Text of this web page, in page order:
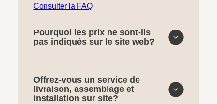
Consulter la FAQ
Pourquoi les prix ne sont-ils
pas indiqués sur le site web?
Offrez-vous un service de
livraison, assemblage et
installation sur site?